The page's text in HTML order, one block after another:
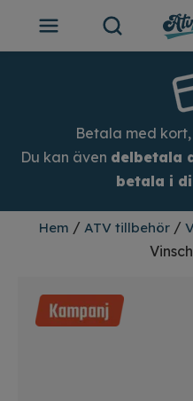
Tips och inspiration
Betala med
Du kan även delbetala
betala i
Hem / ATV tillbehör/